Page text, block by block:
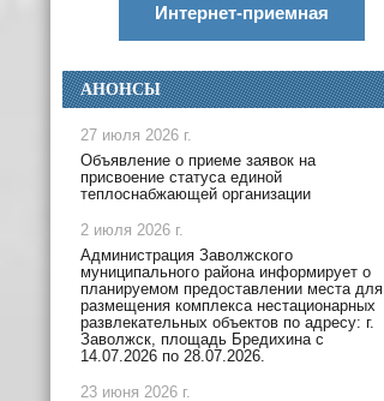
Интернет-приемная
АНОНСЫ
27 июля 2026 г.
Объявление о приеме заявок на
присвоение статуса единой
теплоснабжающей организации
2 июля 2026 г.
Администрация Заволжского
муниципального района информирует о
планируемом предоставлении места для
размещения комплекса нестационарных
развлекательных объектов по адресу: г.
Заволжск, площадь Бредихина с
14.07.2026 по 28.07.2026.
23 июня 2026 г.